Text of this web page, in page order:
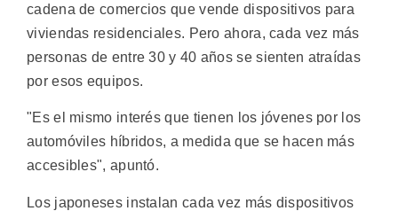
cadena de comercios que vende dispositivos para
viviendas residenciales. Pero ahora, cada vez más
personas de entre 30 y 40 años se sienten atraídas
por esos equipos.
"Es el mismo interés que tienen los jóvenes por los
automóviles híbridos, a medida que se hacen más
accesibles", apuntó.
Los japoneses instalan cada vez más dispositivos